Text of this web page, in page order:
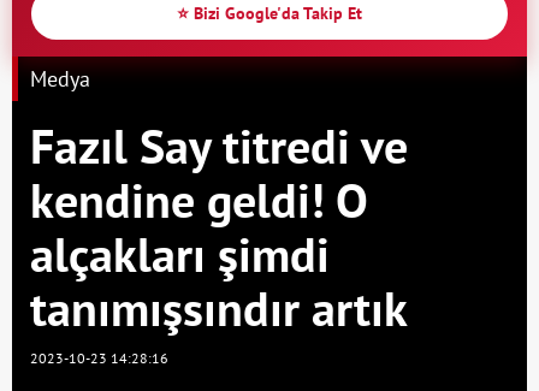
⭐ Bizi Google'da Takip Et
Medya
Fazıl Say titredi ve
kendine geldi! O
alçakları şimdi
tanımışsındır artık
2023-10-23 14:28:16